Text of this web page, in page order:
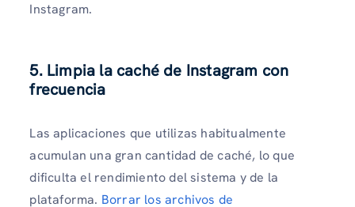
Instagram.
5. Limpia la caché de Instagram con
frecuencia
Las aplicaciones que utilizas habitualmente
acumulan una gran cantidad de caché, lo que
dificulta el rendimiento del sistema y de la
plataforma. Borrar los archivos de